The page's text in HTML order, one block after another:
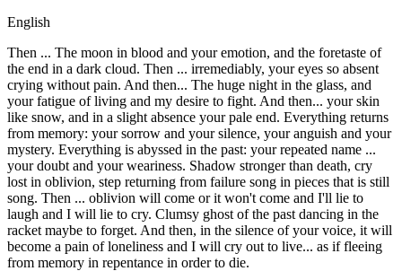
English
Then ... The moon in blood and your emotion, and the foretaste of
the end in a dark cloud. Then ... irremediably, your eyes so absent
crying without pain. And then... The huge night in the glass, and
your fatigue of living and my desire to fight. And then... your skin
like snow, and in a slight absence your pale end. Everything returns
from memory: your sorrow and your silence, your anguish and your
mystery. Everything is abyssed in the past: your repeated name ...
your doubt and your weariness. Shadow stronger than death, cry
lost in oblivion, step returning from failure song in pieces that is still
song. Then ... oblivion will come or it won't come and I'll lie to
laugh and I will lie to cry. Clumsy ghost of the past dancing in the
racket maybe to forget. And then, in the silence of your voice, it will
become a pain of loneliness and I will cry out to live... as if fleeing
from memory in repentance in order to die.